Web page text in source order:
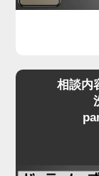
当に助かり
洗濯機取り
ざまな要素
い。プロが
いたします。
らない」と
多く見られ
いたN様のご
されたのは
ースには洗
相談内